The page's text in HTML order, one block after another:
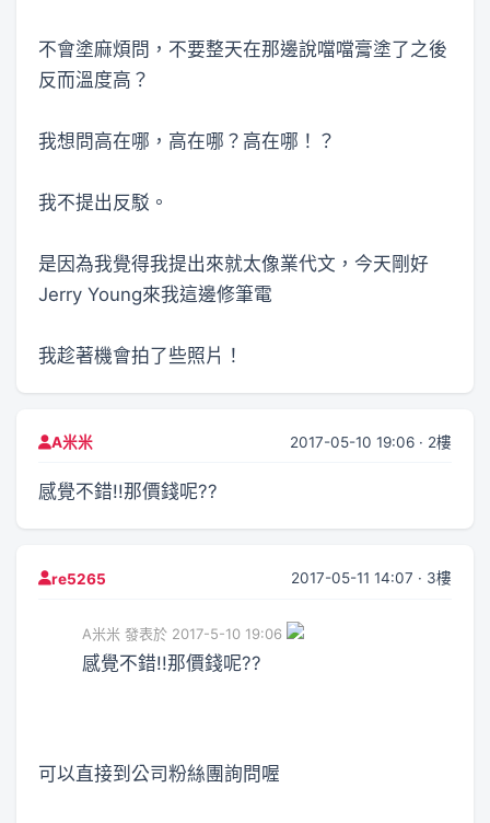
不會塗麻煩問，不要整天在那邊說噹噹膏塗了之後
反而溫度高？
我想問高在哪，高在哪？高在哪！？
我不提出反駁。
是因為我覺得我提出來就太像業代文，今天剛好
Jerry Young來我這邊修筆電
我趁著機會拍了些照片！
A米米 2017-05-10 19:06 · 2樓
感覺不錯!!那價錢呢??
re5265 2017-05-11 14:07 · 3樓
A米米 發表於 2017-5-10 19:06
感覺不錯!!那價錢呢??
可以直接到公司粉絲團詢問喔